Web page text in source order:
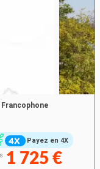
Payez en 4X
Francophone
1 725 €